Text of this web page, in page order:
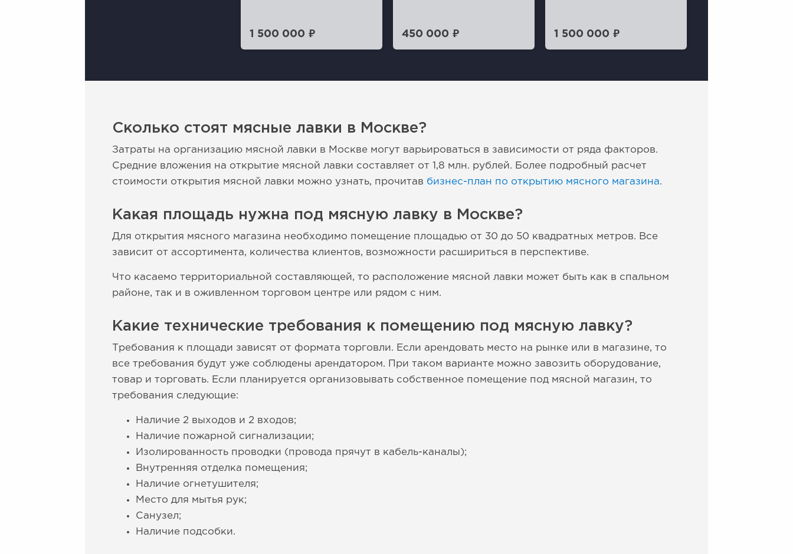
1 500 000 ₽ 450 000 ₽ 1 500 000 ₽
Сколько стоят мясные лавки в Москве?
Затраты на организацию мясной лавки в Москве могут варьироваться в зависимости от ряда факторов.
Средние вложения на открытие мясной лавки составляет от 1,8 млн. рублей. Более подробный расчет
стоимости открытия мясной лавки можно узнать, прочитав бизнес-план по открытию мясного магазина.
Какая площадь нужна под мясную лавку в Москве?
Для открытия мясного магазина необходимо помещение площадью от 30 до 50 квадратных метров. Все
зависит от ассортимента, количества клиентов, возможности расшириться в перспективе.
Что касаемо территориальной составляющей, то расположение мясной лавки может быть как в спальном
районе, так и в оживленном торговом центре или рядом с ним.
Какие технические требования к помещению под мясную лавку?
Требования к площади зависят от формата торговли. Если арендовать место на рынке или в магазине, то
все требования будут уже соблюдены арендатором. При таком варианте можно завозить оборудование,
товар и торговать. Если планируется организовывать собственное помещение под мясной магазин, то
требования следующие:
Наличие 2 выходов и 2 входов;
Наличие пожарной сигнализации;
Изолированность проводки (провода прячут в кабель-каналы);
Внутренняя отделка помещения;
Наличие огнетушителя;
Место для мытья рук;
Санузел;
Наличие подсобки.